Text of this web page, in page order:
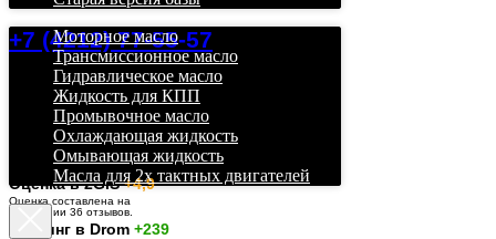
+7 (4212) 77-55-57
Оценка в 2GIS+4,9
Оценка составлена на
основании 36 отзывов.
Рейтинг в Drom +239
Моторное масло
Трансмиссионное масло
Гидравлическое масло
Жидкость для КПП
Промывочное масло
Охлаждающая жидкость
Омывающая жидкость
Масла для 2х тактных двигателей